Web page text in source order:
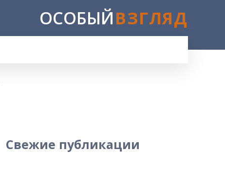
ОСОБЫЙВЗГЛЯД
Свежие публикации